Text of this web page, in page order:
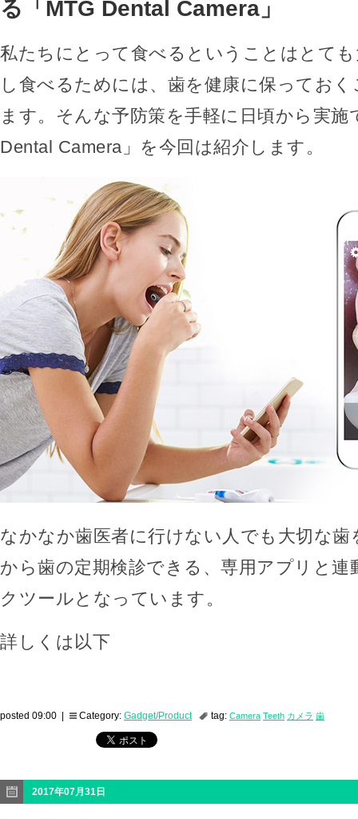
る「MTG Dental Camera」
私たちにとって食べるということはとて
し食べるためには、歯を健康に保ってお
ます。そんな予防策を手軽に日頃から実施
Dental Camera」を今回は紹介します。
なかなか歯医者に行けない人でも大切な歯
から歯の定期検診できる、専用アプリと連
クツールとなっています。
詳しくは以下
posted 09:00 | Category: Gadget/Product tag: Camera Teeth カメラ 歯
2017年07月31日